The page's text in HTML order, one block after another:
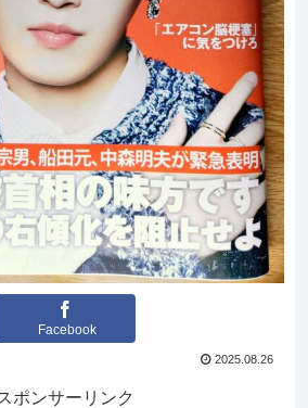
Facebook
2025.08.26
ポンサーリンク